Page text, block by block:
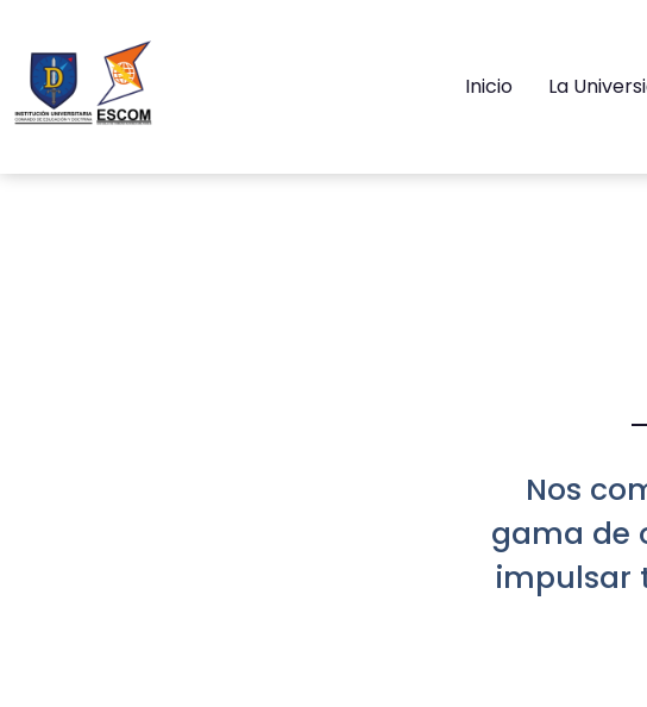
Inicio La
Nos
gama de
impulsar